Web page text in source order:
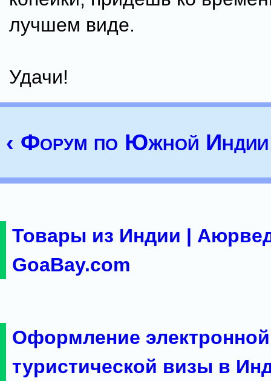
лучшем виде.
Удачи!
‹ Форум по Южной
Товары из Индии |
GoaBay.com
Оформление электронной
туристической визы в